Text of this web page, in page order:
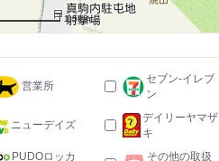
1.5km
営業所
セブン-イレブ
ン
ニューデイズ
デイリーヤマザ
キ
PUDOロッカ
その他の取扱